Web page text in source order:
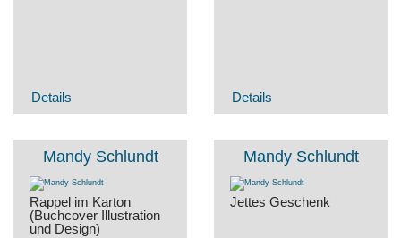
Details Details
Mandy Schlundt
Rappel im Karton
(Buchcover Illustration
und Design)
Mandy Schlundt
Jettes Geschenk